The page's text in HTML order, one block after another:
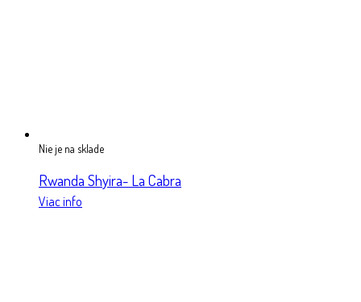
Nie je na sklade
Rwanda Shyira- La Cabra
Viac info